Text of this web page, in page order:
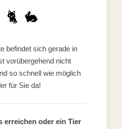
🐈 🐇
befindet sich gerade in
vorübergehend nicht
so schnell wie möglich
für Sie da!
erreichen oder ein Tier